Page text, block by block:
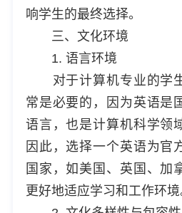
响学生的最终选择。
三、文化环境
1. 语言环境
对于计算机专业的学
常是必要的，因为英语是
语言，也是计算机科学领
因此，选择一个英语为官
国家，如美国、英国、加
更好地适应学习和工作环境